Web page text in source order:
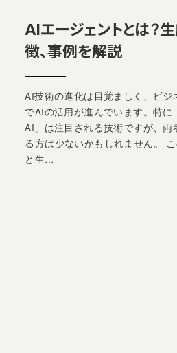
AIエージェントとは？
徴、事例を解説
AI技術の進化は目覚ましく、ビ
でAIの活用が進んでいます。特
AI」は注目される技術ですが、
る方は少ないかもしれません。
と生…